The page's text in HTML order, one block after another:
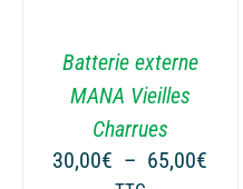
Batterie externe
MANA Vieilles
Charrues
30,00€ – 65,00€
LES
OPTIONS
PEUVENT
ÊTRE
CHOISIES